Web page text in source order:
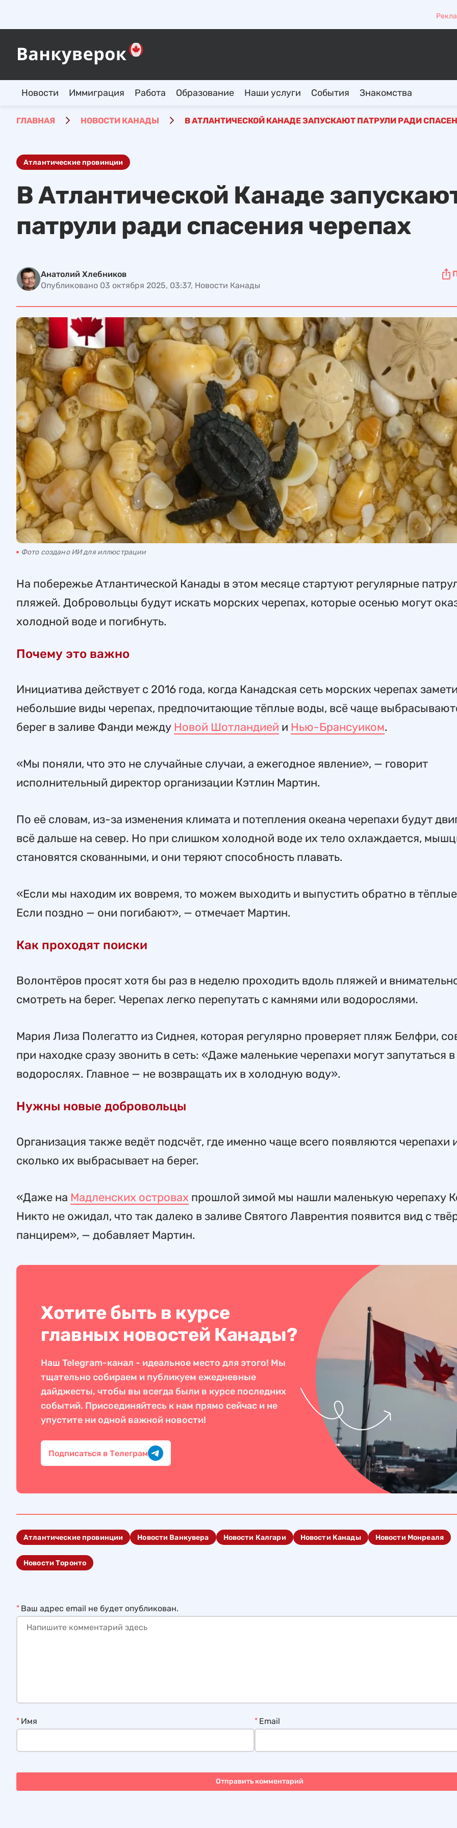
Новости Иммиграция Работа Образование Наши услуги События Знакомства
ГЛАВНАЯ НОВОСТИ КАНАДЫ В АТЛАНТИЧЕСКОЙ КАНАДЕ ЗАПУСКАЮТ ПАТРУЛИ РАДИ
Атлантические провинции
В Атлантической Канаде
патрули ради спасения черепах
Анатолий Хлебников
Опубликовано 03 октября 2025, 03:37, Новости Канады
Фото создано ИИ для иллюстрации
На побережье Атлантической Канады в этом месяце стартуют регулярные
пляжей. Добровольцы будут искать морских черепах, которые осенью могут
холодной воде и погибнуть.
Почему это важно
Инициатива действует с 2016 года, когда Канадская сеть морских черепах
небольшие виды черепах, предпочитающие тёплые воды, всё чаще
берег в заливе Фанди между Новой Шотландией и Нью-Брансуиком.
«Мы поняли, что это не случайные случаи, а ежегодное явление», — говорит
исполнительный директор организации Кэтлин Мартин.
По её словам, из-за изменения климата и потепления океана черепахи будут
всё дальше на север. Но при слишком холодной воде их тело охлаждается,
становятся скованными, и они теряют способность плавать.
«Если мы находим их вовремя, то можем выходить и выпустить обратно в
Если поздно — они погибают», — отмечает Мартин.
Как проходят поиски
Волонтёров просят хотя бы раз в неделю проходить вдоль пляжей и
смотреть на берег. Черепах легко перепутать с камнями или водорослями.
Мария Лиза Полегатто из Сиднея, которая регулярно проверяет пляж Белфри,
при находке сразу звонить в сеть: «Даже маленькие черепахи могут запутаться в
водорослях. Главное — не возвращать их в холодную воду».
Нужны новые добровольцы
Организация также ведёт подсчёт, где именно чаще всего появляются черепахи
сколько их выбрасывает на берег.
«Даже на Мадленских островах прошлой зимой мы нашли маленькую черепаху
Никто не ожидал, что так далеко в заливе Святого Лаврентия появится вид с
панцирем», — добавляет Мартин.
Хотите быть в курсе
главных новостей Канады?
Наш Telegram-канал - идеальное место для этого! Мы
тщательно собираем и публикуем ежедневные
дайджесты, чтобы вы всегда были в курсе последних
событий. Присоединяйтесь к нам прямо сейчас и не
упустите ни одной важной новости!
Подписаться в Телеграм
Атлантические провинции Новости Ванкувера Новости Калгари Новости Канады Новости Монреаля
Новости Торонто
Ваш адрес email не будет опубликован.
*
Имя
* Email
*